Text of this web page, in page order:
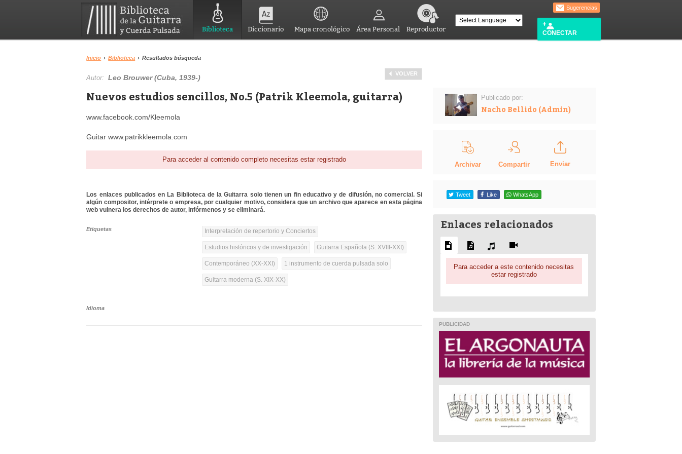
Biblioteca Diccionario Mapa cronológico Área Personal Reproductor
Sugerencias
CONECTAR
Inicio › Biblioteca › Resultados búsqueda
VOLVER
Autor:Leo Brouwer (Cuba, 1939-)
Nuevos estudios sencillos, No.5 (Patrik Kleemola, guitarra)
www.facebook.com/Kleemola
Guitar www.patrikkleemola.com
Para acceder al contenido completo necesitas estar registrado
Los enlaces publicados en La Biblioteca de la Guitarra solo tienen un fin educativo y de difusión, no comercial. Si
algún compositor, intérprete o empresa, por cualquier motivo, considera que un archivo que aparece en esta página
web vulnera los derechos de autor, infórmenos y se eliminará.
Etiquetas Interpretación de repertorio y Conciertos
Estudios históricos y de investigación Guitarra Española (S. XVIII-XXI)
Contemporáneo (XX-XXI) 1 instrumento de cuerda pulsada solo
Guitarra moderna (S. XIX-XX)
Idioma
Publicado por:
Nacho Bellido (Admin)
Archivar Compartir Enviar
Tweet Like WhatsApp
Enlaces relacionados
Para acceder a este contenido necesitas
estar registrado
PUBLICIDAD